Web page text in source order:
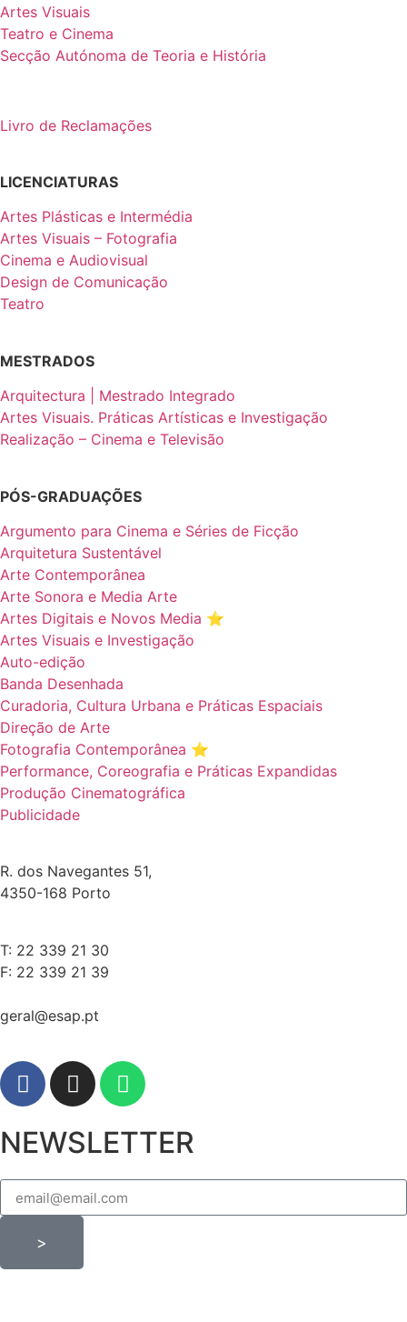
Artes Visuais
Teatro e Cinema
Secção Autónoma de Teoria e História
Livro de Reclamações
LICENCIATURAS
Artes Plásticas e Intermédia
Artes Visuais – Fotografia
Cinema e Audiovisual
Design de Comunicação
Teatro
MESTRADOS
Arquitectura | Mestrado Integrado
Artes Visuais. Práticas Artísticas e Investigação
Realização – Cinema e Televisão
PÓS-GRADUAÇÕES
Argumento para Cinema e Séries de Ficção
Arquitetura Sustentável
Arte Contemporânea
Arte Sonora e Media Arte
Artes Digitais e Novos Media ⭐️
Artes Visuais e Investigação
Auto-edição
Banda Desenhada
Curadoria, Cultura Urbana e Práticas Espaciais
Direção de Arte
Fotografia Contemporânea ⭐️
Performance, Coreografia e Práticas Expandidas
Produção Cinematográfica
Publicidade
R. dos Navegantes 51,
4350-168 Porto
T: 22 339 21 30
F: 22 339 21 39
geral@esap.pt
NEWSLETTER
>